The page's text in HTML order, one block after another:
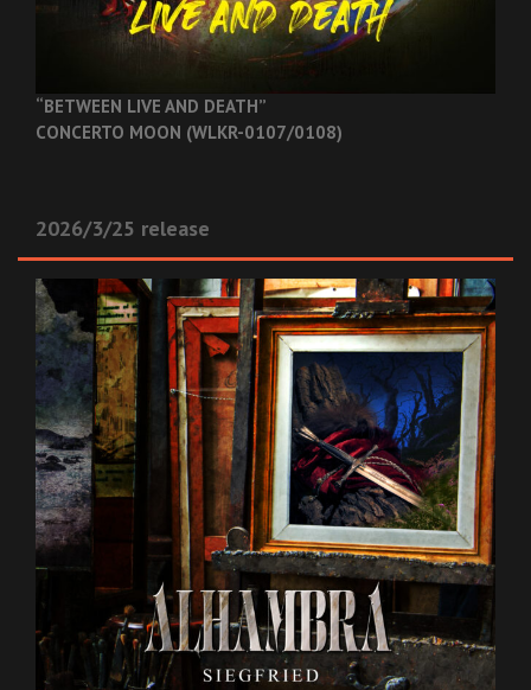
“BETWEEN LIVE AND DEATH”
CONCERTO MOON (WLKR-0107/0108)
2026/3/25 release